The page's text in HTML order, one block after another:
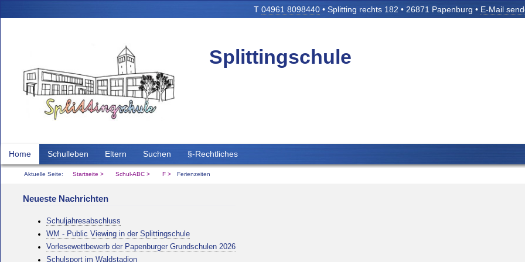
T 04961 8098440 • Splitting rechts 182 • 26871 Papenburg • E-Mail
Splittingschule
Home Schulleben Eltern Suchen §-Rechtliches
Aktuelle Seite: Startseite Schul-ABC F Ferienzeiten
Neueste Nachrichten
Schuljahresabschluss
WM - Public Viewing in der Splittingschule
Vorlesewettbewerb der Papenburger Grundschulen 2026
Schulsport im Waldstadion